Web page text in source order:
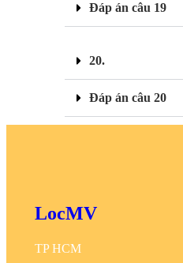
Đáp án câu 19
20.
Đáp án câu 20
LocMV
TP HCM